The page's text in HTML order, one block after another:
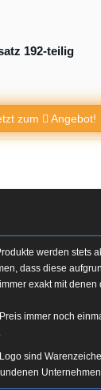
192-teilig
zum Angebot!
werden stets
dass diese
exakt mit denen
immer noch
sind